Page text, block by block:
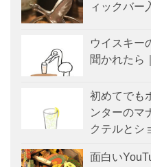
ィックバー
ウイスキー
聞かれたら
初めてでも
ンターのマ
クテルとシ
面白い